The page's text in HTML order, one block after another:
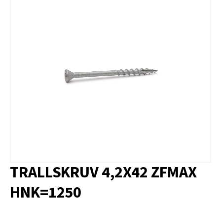
TRALLSKRUV 4,2X42 ZFMAX
HNK=1250